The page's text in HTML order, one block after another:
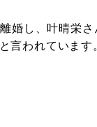
婚し、叶晴栄
言われています